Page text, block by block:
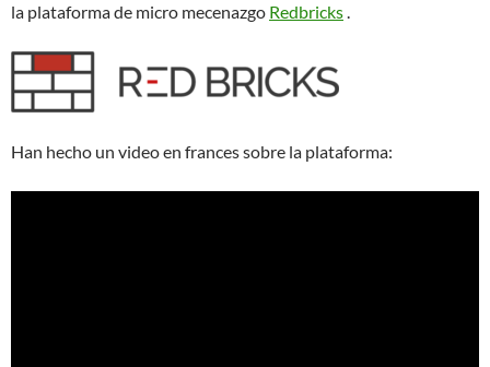
la plataforma de micro mecenazgo Redbricks.
Han hecho un video en frances sobre la plataforma: